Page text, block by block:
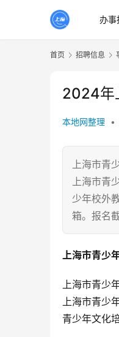
办事
首页 招聘信息
2024年
本地网整理 •
上海市青
上海市青
少年校外
箱。报名
上海市青少
上海市青少
上海市青少
青少年文化